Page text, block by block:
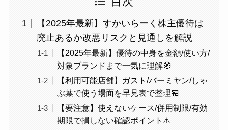
【2025年最新】すかいらーく株主優待は
廃止あるか改悪リスクと見通しを解説
【2025年最新】優待の中身を金額/使い方/
対象ブランドまで一気に理解🧭
【利用可能店舗】ガスト/バーミヤン/しゃ
ぶ葉で使う場面を早見表で整理🏪
【要注意】使えないケース/併用制限/有効
期限で損しない確認ポイント⚠️